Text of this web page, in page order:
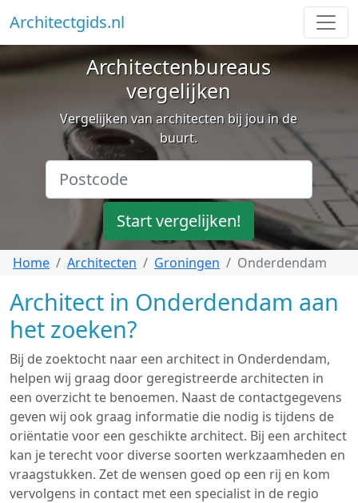
Architectgids.nl
Architectenbureaus
vergelijken
Vergelijken van architecten bij jou in de
buurt.
Start vergelijken!
Home Architecten Groningen Onderdendam
Architect in Onderdendam aan
het zoeken?
Bij de zoektocht naar een architect in Onderdendam,
helpen wij graag door geregistreerde architecten in
een overzicht te benoemen. Naast de contactgegevens
geven wij ook graag informatie die nodig is tijdens de
oriëntatie voor een geschikte architect. Bij een architect
kan je terecht voor diverse soorten werkzaamheden en
vraagstukken. Zet de wensen goed op een rij en kom
vervolgens in contact met een specialist in de regio